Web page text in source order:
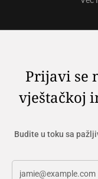
Prijavi se
vještačkoj
Budite u toku sa